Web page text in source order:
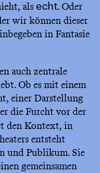
als echt. Oder
wir können dieser
in Fantasie
auch zentrale
Ob es mit einem
einer Darstellung
die Furcht vor der
den Kontext, in
entsteht
und Publikum. Sie
gemeinsamen